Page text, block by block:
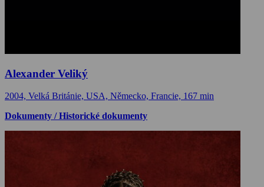
Alexander Veliký
2004, Velká Británie, USA, Německo, Francie, 167 min
Dokumenty / Historické dokumenty